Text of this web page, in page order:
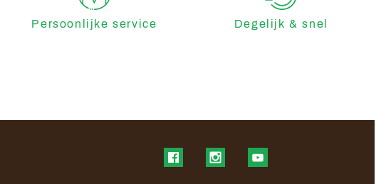
Persoonlijke service Degelijk & snel
Find us on FacebookFind us on InstagramFind us on YouTube